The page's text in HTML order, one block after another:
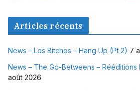
Articles récents
News – Los Bitchos – Hang Up (Pt 2) 7
News – The Go-Betweens – Rééditions
août 2026